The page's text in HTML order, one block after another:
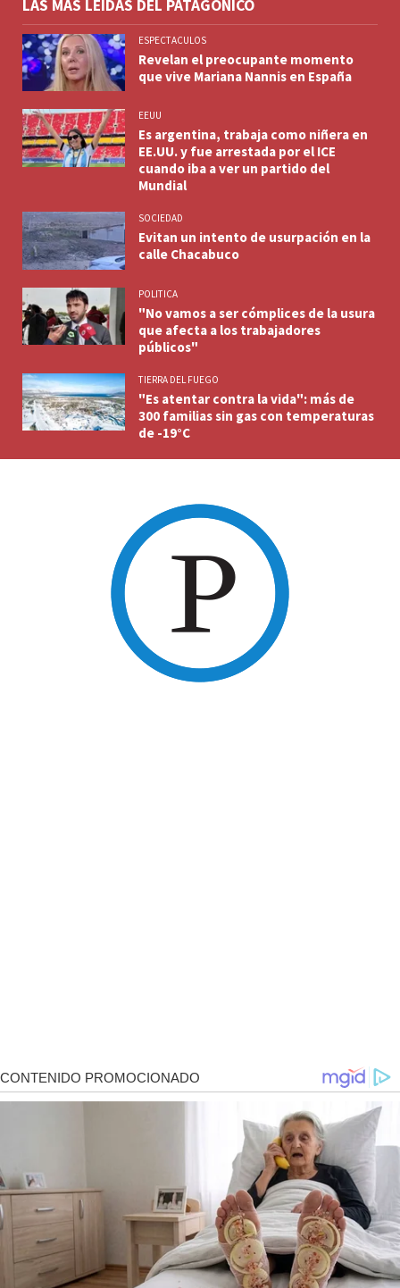
LAS MÁS LEÍDAS DEL PATAGÓNICO
ESPECTACULOS
Revelan el preocupante momento
que vive Mariana Nannis en España
EEUU
Es argentina, trabaja como niñera en
EE.UU. y fue arrestada por el ICE
cuando iba a ver un partido del
Mundial
SOCIEDAD
Evitan un intento de usurpación en la
calle Chacabuco
POLITICA
"No vamos a ser cómplices de la usura
que afecta a los trabajadores
públicos"
TIERRA DEL FUEGO
"Es atentar contra la vida": más de
300 familias sin gas con temperaturas
de -19°C